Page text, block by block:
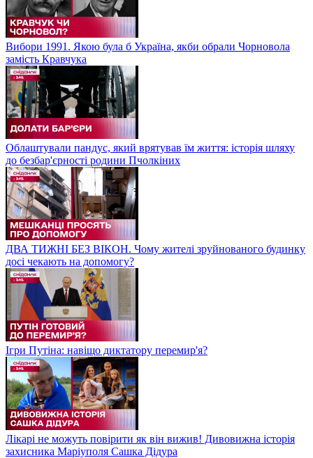
Вибори 1991. Якою була б Україна, якби обрали Чорновола
замість Кравчука
Облаштували пандус, який врятував їм життя: історія шляху
до безбар'єрності родини Пчолкіних
ДВА ТИЖНІ БЕЗ ВІКОН. Чому жителі зруйнованого будинку
досі чекають на допомогу?
Ігри Путіна: навіщо диктатору перемир'я?
Лікарі не можуть повірити як він вижив! Дивовижна історія
захисника Маріуполя Сашка Дідура